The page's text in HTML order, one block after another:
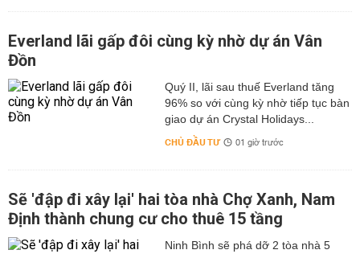
Everland lãi gấp đôi cùng kỳ nhờ dự án Vân
Đồn
Quý II, lãi sau thuế Everland tăng
96% so với cùng kỳ nhờ tiếp tục bàn
giao dự án Crystal Holidays...
CHỦ ĐẦU TƯ 01 giờ trước
Sẽ 'đập đi xây lại' hai tòa nhà Chợ Xanh, Nam
Định thành chung cư cho thuê 15 tầng
Ninh Bình sẽ phá dỡ 2 tòa nhà 5